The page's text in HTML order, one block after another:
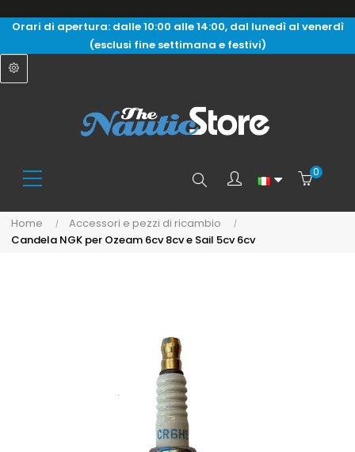
Orari di apertura: dalle 10:00 alle 14:00, dal lunedì al venerdì
(esclusi fine settimana e festivi)
Search
here...
0
Home
Accessori e pezzi di ricambio
Candela NGK per Ozeam 6cv 8cv e Sail 5cv 6cv